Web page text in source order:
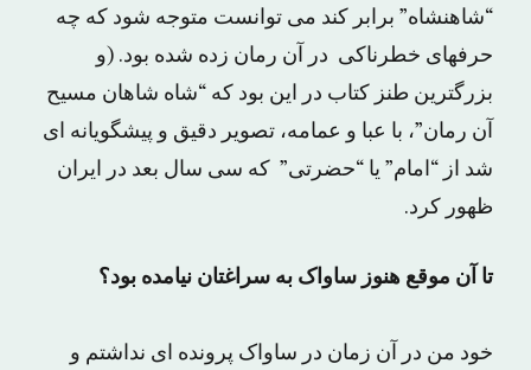
“شاهنشاه” برابر کند می توانست متوجه شود که چه
حرفهای خطرناکی در آن رمان زده شده بود. (و
بزرگترین طنز کتاب در این بود که “شاه شاهان مسیح
آن رمان”، با عبا و عمامه، تصویر دقیق و پیشگویانه ای
شد از “امام” یا “حضرتی” که سی سال بعد در ایران
ظهور کرد.
تا آن موقع هنوز ساواک به سراغتان نیامده بود؟
خود من در آن زمان در ساواک پرونده ای نداشتم و